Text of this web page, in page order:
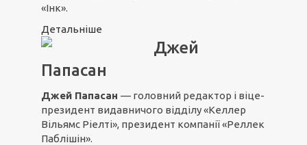
«Інк».
Детальніше
Джей
Папасан
Джей Папасан — головний редактор і віце-
президент видавничого відділу «Келлер
Вільямс Ріелті», президент компанії «Реллек
Паблішін».